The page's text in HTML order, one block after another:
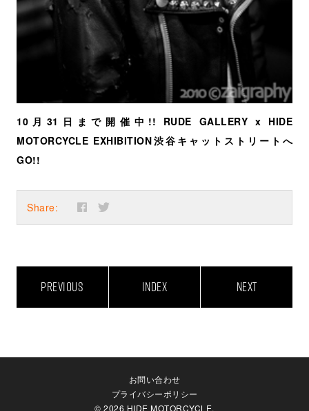
10月31日まで開催中!! RUDE GALLERY x HIDE
MOTORCYCLE EXHIBITION渋谷キャットストリートへ
GO!!
Share:
PREVIOUS INDEX NEXT
お問い合わせ
プライバシーポリシー
© 2026 HIDE MOTORCYCLE.